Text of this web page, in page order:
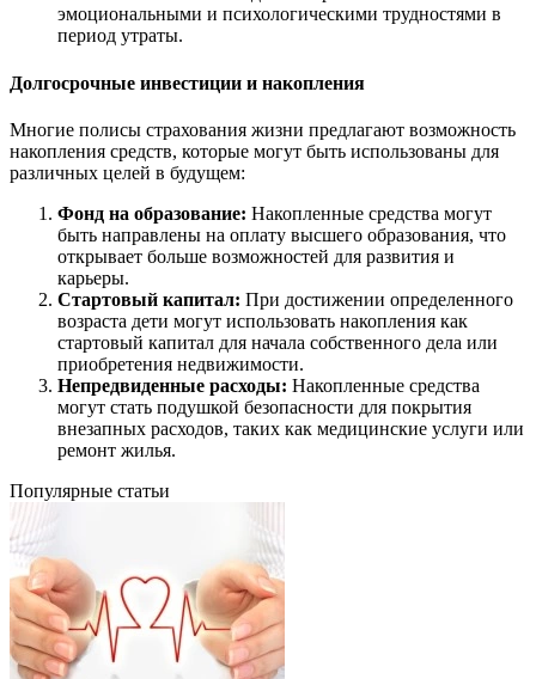
эмоциональными и психологическими трудностями в
период утраты.
Долгосрочные инвестиции и накопления
Многие полисы страхования жизни предлагают возможность
накопления средств, которые могут быть использованы для
различных целей в будущем:
Фонд на образование: Накопленные средства могут
быть направлены на оплату высшего образования, что
открывает больше возможностей для развития и
карьеры.
Стартовый капитал: При достижении определенного
возраста дети могут использовать накопления как
стартовый капитал для начала собственного дела или
приобретения недвижимости.
Непредвиденные расходы: Накопленные средства
могут стать подушкой безопасности для покрытия
внезапных расходов, таких как медицинские услуги или
ремонт жилья.
Популярные статьи